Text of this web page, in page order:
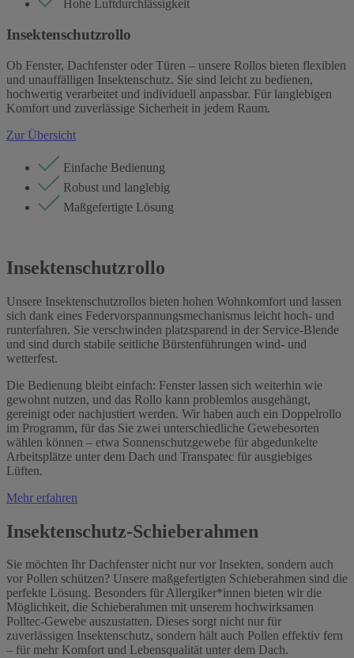
Hohe Luftdurchlässigkeit
Insektenschutzrollo
Ob Fenster, Dachfenster oder Türen – unsere Rollos bieten flexiblen
und unauffälligen Insektenschutz. Sie sind leicht zu bedienen,
hochwertig verarbeitet und individuell anpassbar. Für langlebigen
Komfort und zuverlässige Sicherheit in jedem Raum.
Zur Übersicht
Einfache Bedienung
Robust und langlebig
Maßgefertigte Lösung
Insektenschutzrollo
Unsere Insektenschutzrollos bieten hohen Wohnkomfort und lassen
sich dank eines Federvorspannungsmechanismus leicht hoch- und
runterfahren. Sie verschwinden platzsparend in der Service-Blende
und sind durch stabile seitliche Bürstenführungen wind- und
wetterfest.
Die Bedienung bleibt einfach: Fenster lassen sich weiterhin wie
gewohnt nutzen, und das Rollo kann problemlos ausgehängt,
gereinigt oder nachjustiert werden. Wir haben auch ein Doppelrollo
im Programm, für das Sie zwei unterschiedliche Gewebesorten
wählen können – etwa Sonnenschutzgewebe für abgedunkelte
Arbeitsplätze unter dem Dach und Transpatec für ausgiebiges
Lüften.
Mehr erfahren
Insektenschutz-Schieberahmen
Sie möchten Ihr Dachfenster nicht nur vor Insekten, sondern auch
vor Pollen schützen? Unsere maßgefertigten Schieberahmen sind die
perfekte Lösung. Besonders für Allergiker*innen bieten wir die
Möglichkeit, die Schieberahmen mit unserem hochwirksamen
Polltec-Gewebe auszustatten. Dieses sorgt nicht nur für
zuverlässigen Insektenschutz, sondern hält auch Pollen effektiv fern
– für mehr Komfort und Lebensqualität unter dem Dach.